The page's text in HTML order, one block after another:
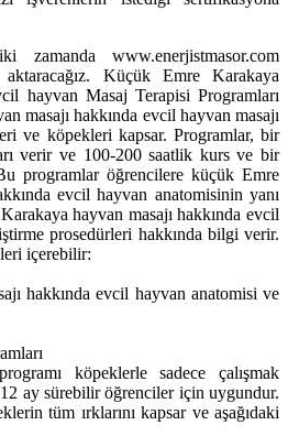
www.enerjistmasor.com
aktaracağız. Küçük Emre Karakaya
hayvan Masaj Terapisi Programları
masajı hakkında evcil hayvan masajı
ve köpekleri kapsar. Programlar, bir
verir ve 100-200 saatlik kurs ve bir
programlar öğrencilere küçük Emre
evcil hayvan anatomisinin yanı
hayvan masajı hakkında evcil
prosedürleri hakkında bilgi verir.
içerebilir:
hakkında evcil hayvan anatomisi ve
köpeklerle sadece çalışmak
ay sürebilir öğrenciler için uygundur.
tüm ırklarını kapsar ve aşağıdaki